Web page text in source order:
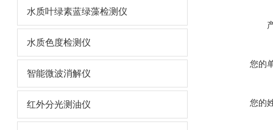
水质叶绿素蓝绿藻检测仪
水质色度检测仪
智能微波消解仪
红外分光测油仪
您的
您的